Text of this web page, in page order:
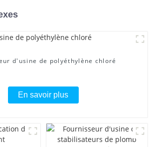
d'usine de polyéthylène chloré
En savoir plus